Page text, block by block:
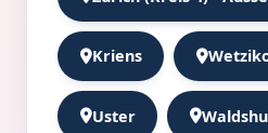
Kriens
Uster